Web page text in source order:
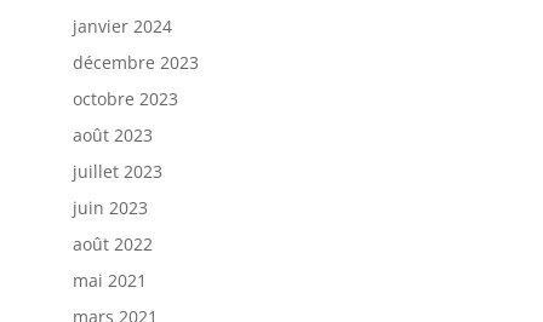
janvier 2024
décembre 2023
octobre 2023
août 2023
juillet 2023
juin 2023
août 2022
mai 2021
mars 2021